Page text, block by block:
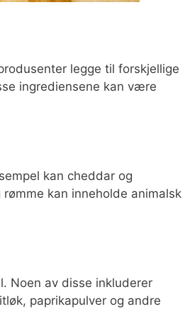
legge til forskjellige
ingrediensene kan være
kan cheddar og
kan inneholde animalsk
Noen av disse inkluderer
paprikapulver og andre